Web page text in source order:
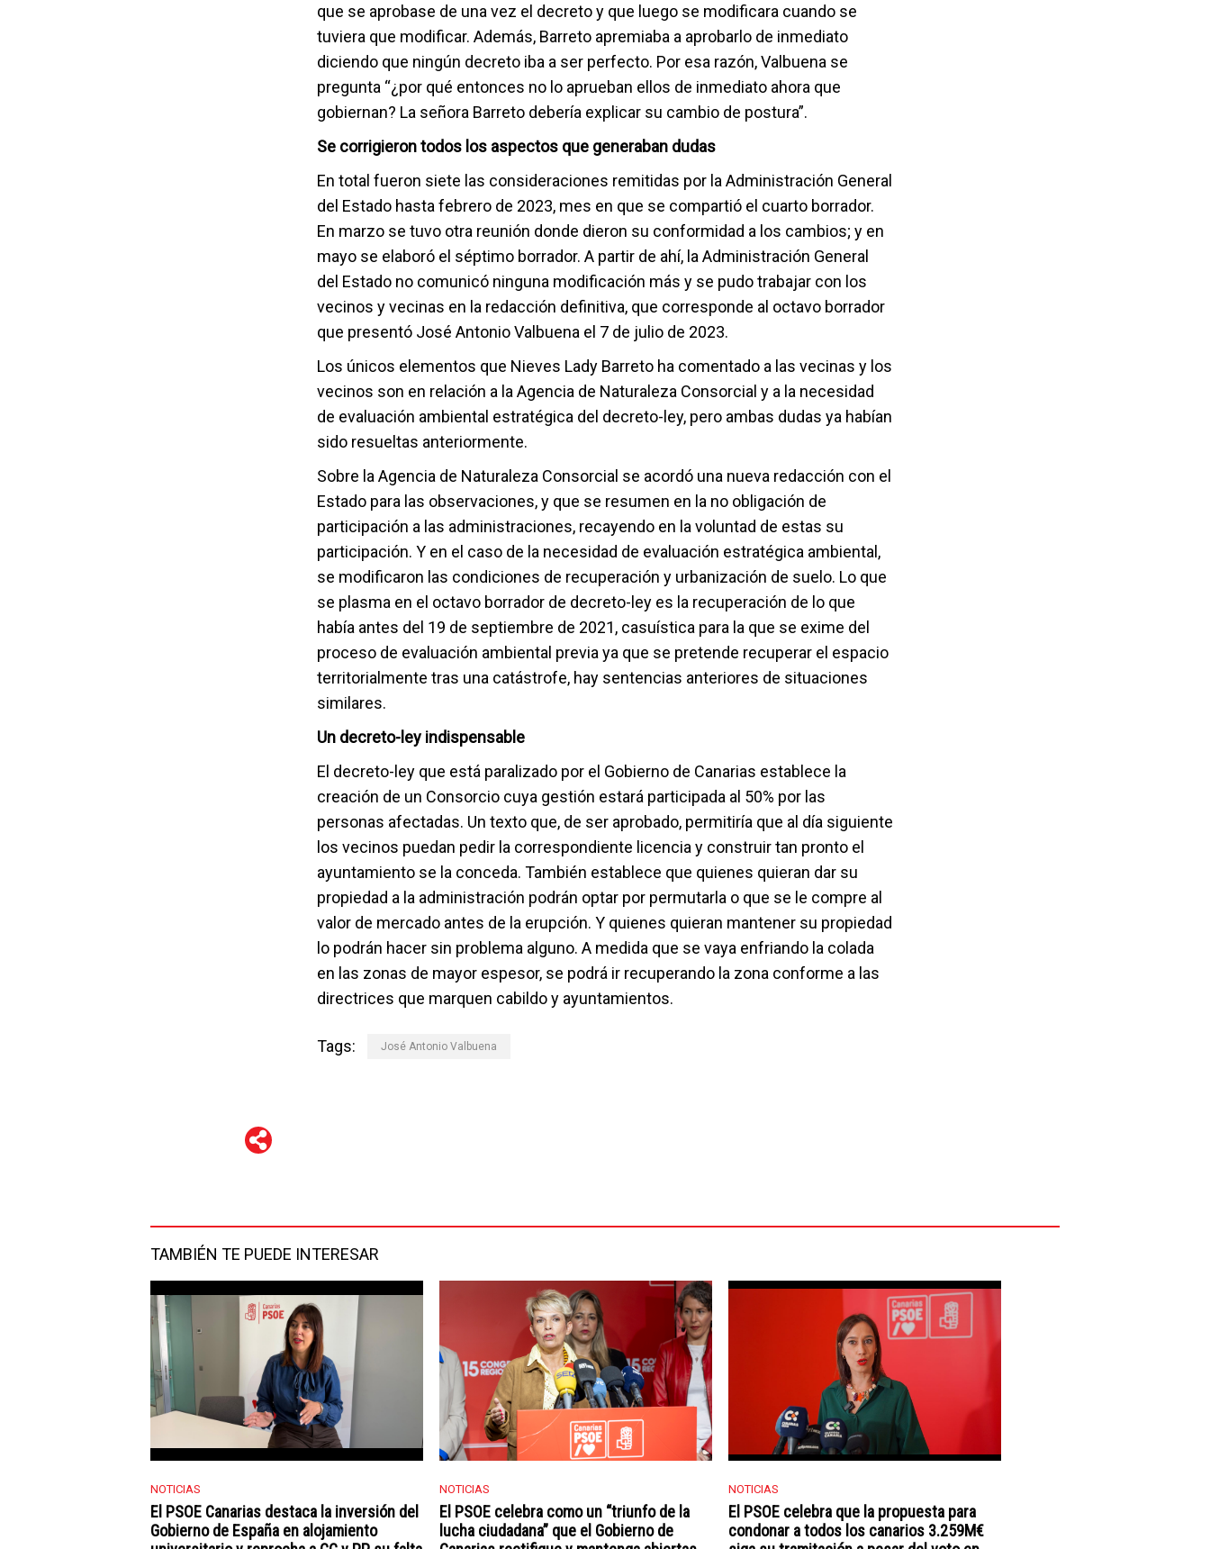
que se aprobase de una vez el decreto y que luego se modificara cuando se
tuviera que modificar. Además, Barreto apremiaba a aprobarlo de inmediato
diciendo que ningún decreto iba a ser perfecto. Por esa razón, Valbuena se
pregunta “¿por qué entonces no lo aprueban ellos de inmediato ahora que
gobiernan? La señora Barreto debería explicar su cambio de postura”.
Se corrigieron todos los aspectos que generaban dudas
En total fueron siete las consideraciones remitidas por la Administración General
del Estado hasta febrero de 2023, mes en que se compartió el cuarto borrador.
En marzo se tuvo otra reunión donde dieron su conformidad a los cambios; y en
mayo se elaboró el séptimo borrador. A partir de ahí, la Administración General
del Estado no comunicó ninguna modificación más y se pudo trabajar con los
vecinos y vecinas en la redacción definitiva, que corresponde al octavo borrador
que presentó José Antonio Valbuena el 7 de julio de 2023.
Los únicos elementos que Nieves Lady Barreto ha comentado a las vecinas y los
vecinos son en relación a la Agencia de Naturaleza Consorcial y a la necesidad
de evaluación ambiental estratégica del decreto-ley, pero ambas dudas ya habían
sido resueltas anteriormente.
Sobre la Agencia de Naturaleza Consorcial se acordó una nueva redacción con el
Estado para las observaciones, y que se resumen en la no obligación de
participación a las administraciones, recayendo en la voluntad de estas su
participación. Y en el caso de la necesidad de evaluación estratégica ambiental,
se modificaron las condiciones de recuperación y urbanización de suelo. Lo que
se plasma en el octavo borrador de decreto-ley es la recuperación de lo que
había antes del 19 de septiembre de 2021, casuística para la que se exime del
proceso de evaluación ambiental previa ya que se pretende recuperar el espacio
territorialmente tras una catástrofe, hay sentencias anteriores de situaciones
similares.
Un decreto-ley indispensable
El decreto-ley que está paralizado por el Gobierno de Canarias establece la
creación de un Consorcio cuya gestión estará participada al 50% por las
personas afectadas. Un texto que, de ser aprobado, permitiría que al día siguiente
los vecinos puedan pedir la correspondiente licencia y construir tan pronto el
ayuntamiento se la conceda. También establece que quienes quieran dar su
propiedad a la administración podrán optar por permutarla o que se le compre al
valor de mercado antes de la erupción. Y quienes quieran mantener su propiedad
lo podrán hacer sin problema alguno. A medida que se vaya enfriando la colada
en las zonas de mayor espesor, se podrá ir recuperando la zona conforme a las
directrices que marquen cabildo y ayuntamientos.
Tags: José Antonio Valbuena
TAMBIÉN TE PUEDE INTERESAR
NOTICIAS
El PSOE Canarias destaca la inversión del
Gobierno de España en alojamiento
NOTICIAS
El PSOE celebra como un “triunfo de la
lucha ciudadana” que el Gobierno de
NOTICIAS
El PSOE celebra que la propuesta para
condonar a todos los canarios 3.259M€